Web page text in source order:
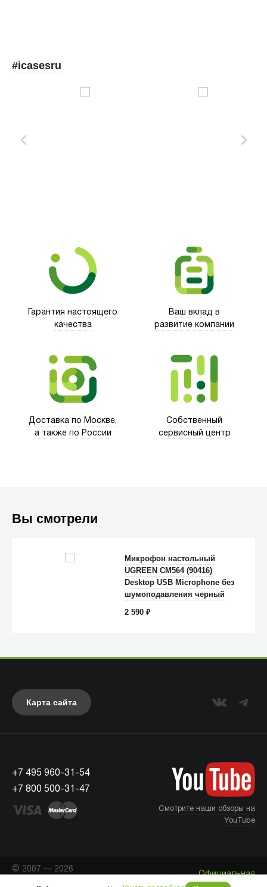
Anker
#icasesru
Гарантия настоящего
качества
Ваш вклад в
развитие компании
Доставка по Москве,
а также по России
Собственный
сервисный центр
Вы смотрели
Микрофон настольный
UGREEN CM564 (90416)
Desktop USB Microphone без
шумоподавления черный
2 590₽
Карта сайта
+7 495 960-31-54
+7 800 500-31-47
Смотрите наши обзоры на
YouTube
© 2007 — 2026
Официальная
информация